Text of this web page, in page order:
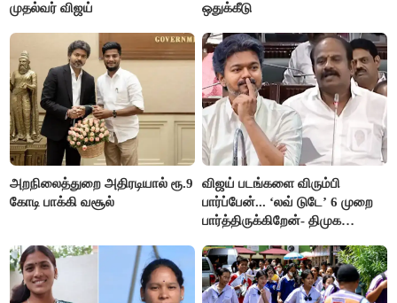
முதல்வர் விஜய்
ஒதுக்கீடு
அறநிலைத்துறை அதிரடியால் ரூ.9
கோடி பாக்கி வசூல்
விஜய் படங்களை விரும்பி
பார்ப்பேன்... ‘லவ் டுடே’ 6 முறை
பார்த்திருக்கிறேன்- திமுக